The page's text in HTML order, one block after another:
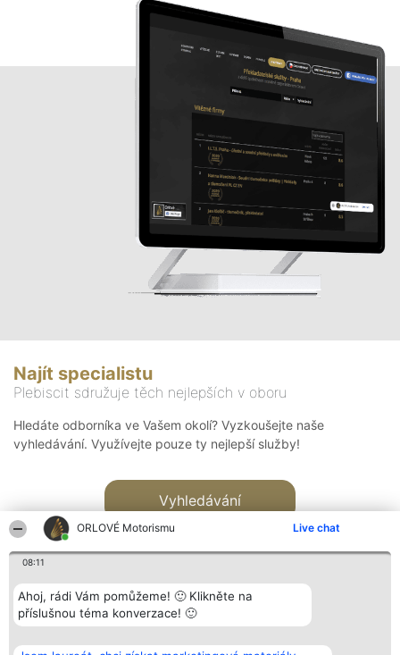
ORLOVÉ Motorismu Live chat
08:11
Ahoj, rádi Vám pomůžeme! 🙂 Klikněte na
příslušnou téma konverzace! 🙂
Najít specialistu
Plebiscit sdružuje těch nejlepších v oboru
Hledáte odborníka ve Vašem okolí? Vyzkoušejte naše
vyhledávání. Využívejte pouze ty nejlepší služby!
Vyhledávání
Bright Side Solutions sp. z o.
Vítězové
Kontakt